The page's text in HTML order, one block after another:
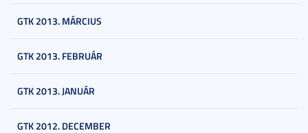
GTK 2013. MÁRCIUS
GTK 2013. FEBRUÁR
GTK 2013. JANUÁR
GTK 2012. DECEMBER